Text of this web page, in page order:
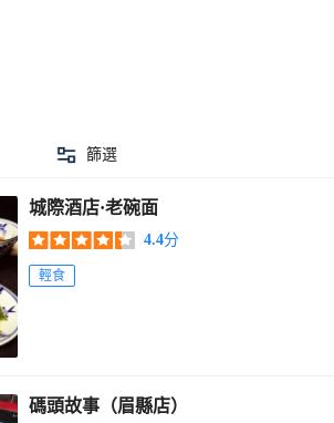
篩選
城際酒店·老碗面
4.4分
輕食
碼頭故事（眉縣店）